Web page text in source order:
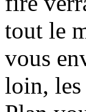
tout le
vous
loin, les